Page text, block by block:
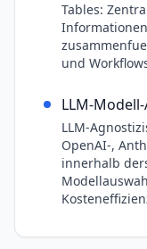
Tables:
und
LLM-
LLM-
OpenAI-,
innerhalb